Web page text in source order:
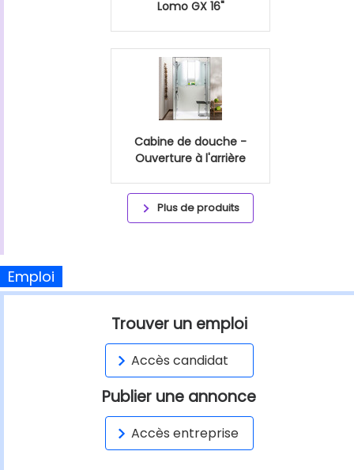
Lomo GX 16"
Cabine de douche -
Ouverture à l'arrière
Plus de produits
Emploi
Trouver un emploi
Accès candidat
Publier une annonce
Accès entreprise